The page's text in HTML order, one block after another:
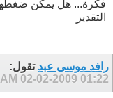
فكرة... هل يمكن ضغطها
التقدير
رافد موسى عبد تقول:
02-02-2009 01:22 AM